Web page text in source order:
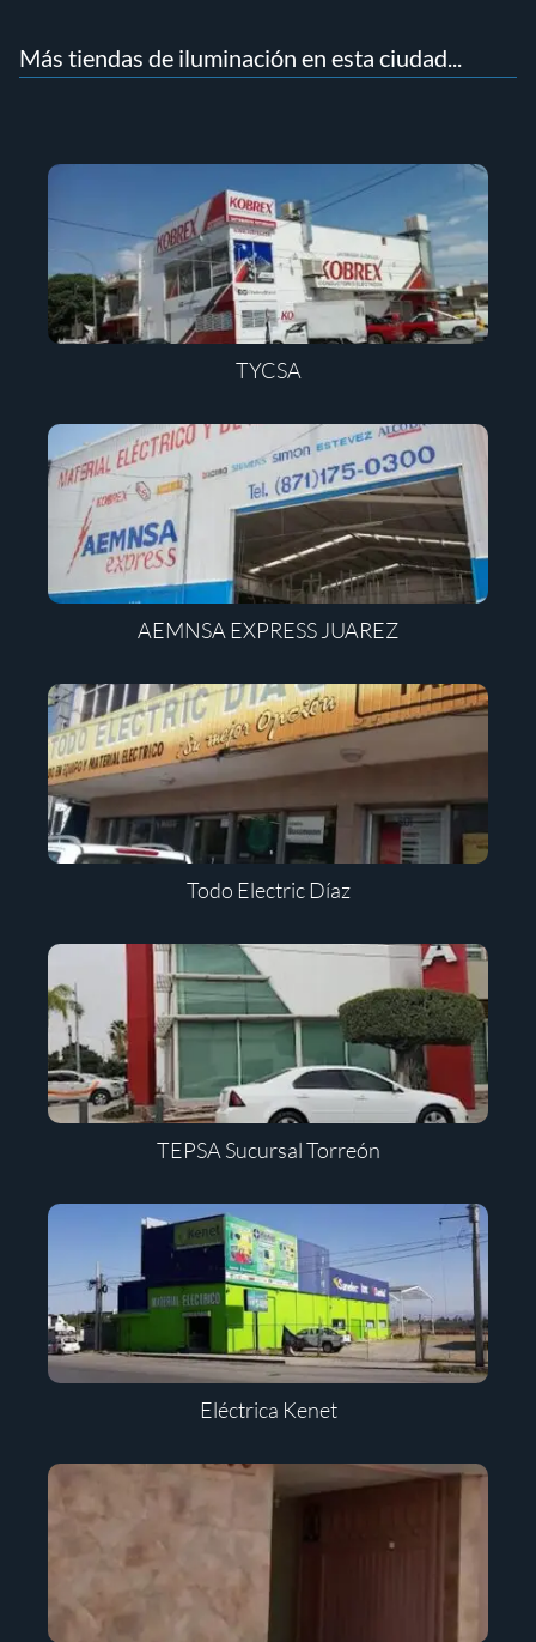
Más tiendas de iluminación en esta ciudad...
TYCSA
AEMNSA EXPRESS JUAREZ
Todo Electric Díaz
TEPSA Sucursal Torreón
Eléctrica Kenet